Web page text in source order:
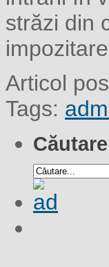
străzi din
Articol
Tags:
Căutare